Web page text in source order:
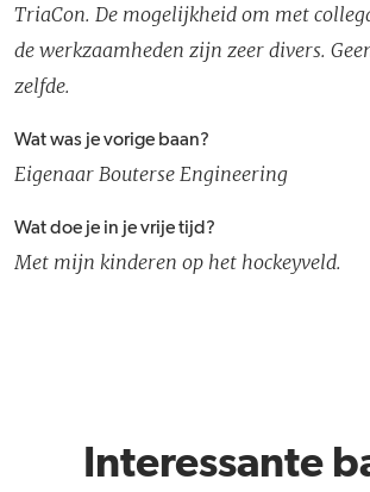
TriaCon. De mogelijkheid om met
de werkzaamheden zijn zeer divers.
zelfde.
Wat was je vorige baan?
Eigenaar Bouterse Engineering
Wat doe je in je vrije tijd?
Met mijn kinderen op het hockeyveld.
Interessante